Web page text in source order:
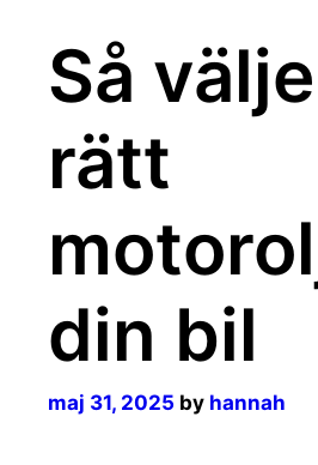
Så
rätt
din bil
maj 31, 2025 by hannah